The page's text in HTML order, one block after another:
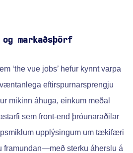
markaðsþörf
‘the vue jobs’ hefur kynnt varpa
eftirspurnarsprengju
mikinn áhuga, einkum meðal
sem front-end þróunaraðilar
upplýsingum um tækifæri
framundan—með sterku áherslu á